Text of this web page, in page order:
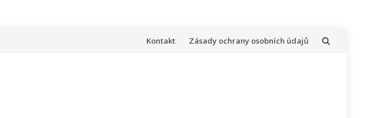
Přeskočit
Kontakt Zásady ochrany osobních údajů